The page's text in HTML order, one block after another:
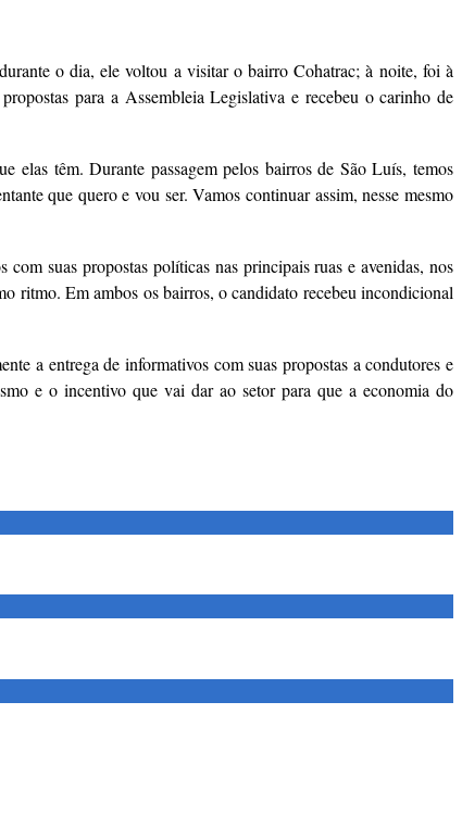
o dia, ele voltou a visitar o bairro Cohatrac; à noite, foi à
para a Assembleia Legislativa e recebeu o carinho de
elas têm. Durante passagem pelos bairros de São Luís, temos
que quero e vou ser. Vamos continuar assim, nesse mesmo
suas propostas políticas nas principais ruas e avenidas, nos
ritmo. Em ambos os bairros, o candidato recebeu incondicional
a entrega de informativos com suas propostas a condutores e
e o incentivo que vai dar ao setor para que a economia do